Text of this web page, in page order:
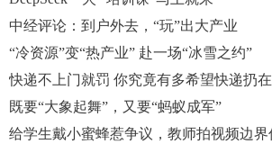
中经评论：到户外去，“玩”出大产业
“冷资源”变“热产业” 赴一场“冰雪之约”
快递不上门就罚 你究竟有多希望快递扔
既要“大象起舞”，又要“蚂蚁成军”
给学生戴小蜜蜂惹争议，教师拍视频边界